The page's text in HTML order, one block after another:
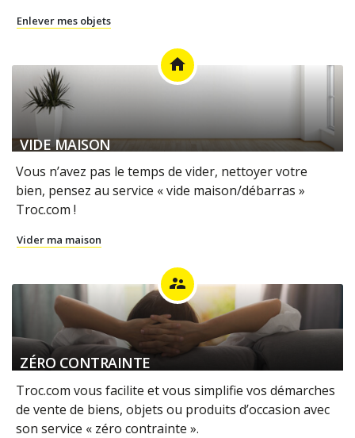
Enlever mes objets
home
VIDE MAISON
Vous n’avez pas le temps de vider, nettoyer votre
bien, pensez au service « vide maison/débarras »
Troc.com !
Vider ma maison
supervisor_account
ZÉRO CONTRAINTE
Troc.com vous facilite et vous simplifie vos démarches
de vente de biens, objets ou produits d’occasion avec
son service « zéro contrainte ».